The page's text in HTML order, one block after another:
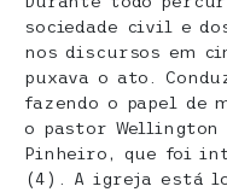
sociedade civil e
nos discursos em
puxava o ato.
fazendo o papel de
o pastor
Pinheiro, que foi
(4). A igreja está